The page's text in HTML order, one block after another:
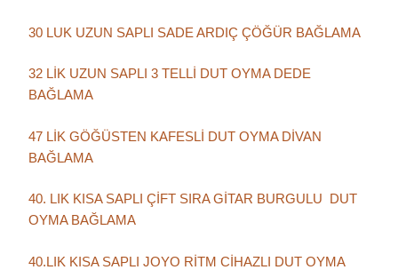
30 LUK UZUN SAPLI SADE ARDIÇ ÇÖĞÜR BAĞLAMA
32 LİK UZUN SAPLI 3 TELLİ DUT OYMA DEDE
BAĞLAMA
47 LİK GÖĞÜSTEN KAFESLİ DUT OYMA DİVAN
BAĞLAMA
40. LIK KISA SAPLI ÇİFT SIRA GİTAR BURGULU DUT
OYMA BAĞLAMA
40.LIK KISA SAPLI JOYO RİTM CİHAZLI DUT OYMA